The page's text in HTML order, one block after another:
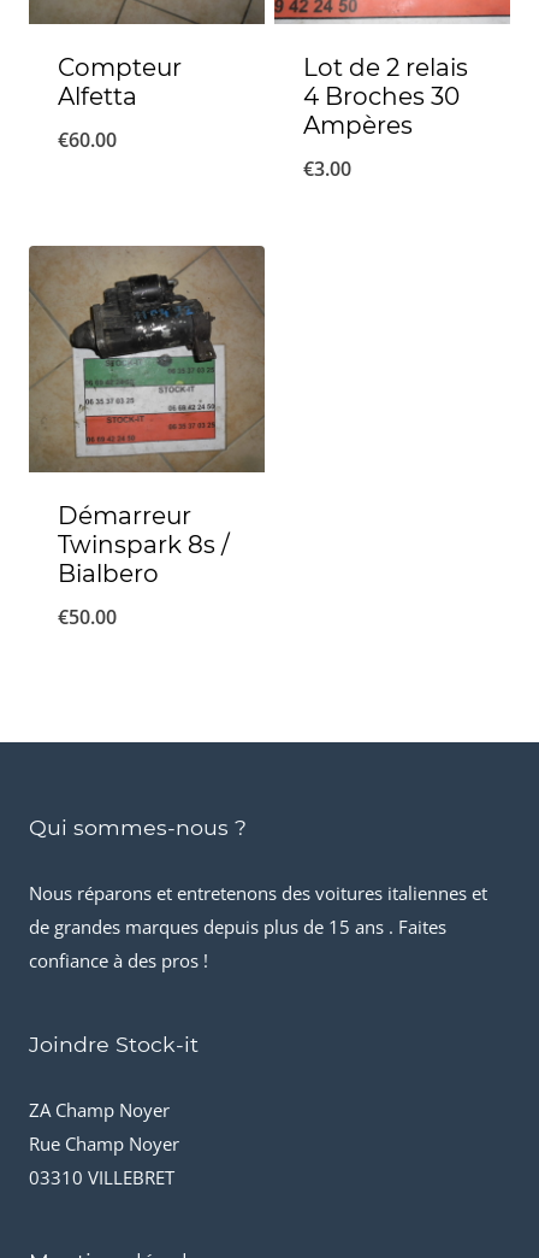
Compteur
Alfetta
€60.00
Lot de 2 relais
4 Broches 30
Ampères
€3.00
Démarreur
Twinspark 8s /
Bialbero
€50.00
Qui sommes-nous ?
Nous réparons et entretenons des voitures italiennes et
de grandes marques depuis plus de 15 ans . Faites
confiance à des pros !
Joindre Stock-it
ZA Champ Noyer
Rue Champ Noyer
03310 VILLEBRET